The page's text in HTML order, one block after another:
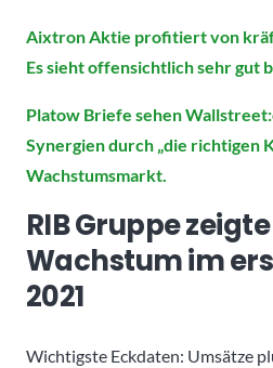
Aixtron Aktie profitiert von
Es sieht offensichtlich sehr gut
Platow Briefe sehen
Synergien durch „die richtigen
Wachstumsmarkt.
RIB Gruppe
Wachstum im
2021
Wichtigste Eckdaten: Umsätze